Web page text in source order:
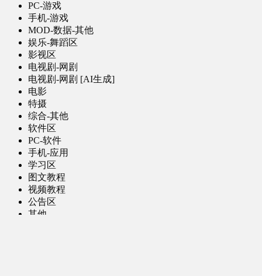
PC-游戏
手机-游戏
MOD-数据-其他
娱乐-舞蹈区
影视区
电视剧-网剧
电视剧-网剧 [AI生成]
电影
特摄
综合-其他
软件区
PC-软件
手机-应用
学习区
图文教程
视频教程
公告区
其他